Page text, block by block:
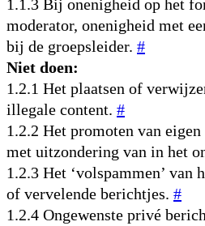
1.1.3 Bij onenigheid op het
moderator, onenigheid met
bij de groepsleider. #
Niet doen:
1.2.1 Het plaatsen of
illegale content. #
1.2.2 Het promoten van
met uitzondering van in het
1.2.3 Het ‘volspammen’
of vervelende berichtjes. #
1.2.4 Ongewenste privé